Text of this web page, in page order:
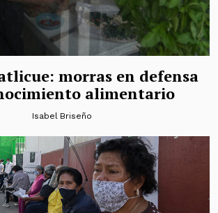
morras en defensa
alimentario
Isabel Briseño